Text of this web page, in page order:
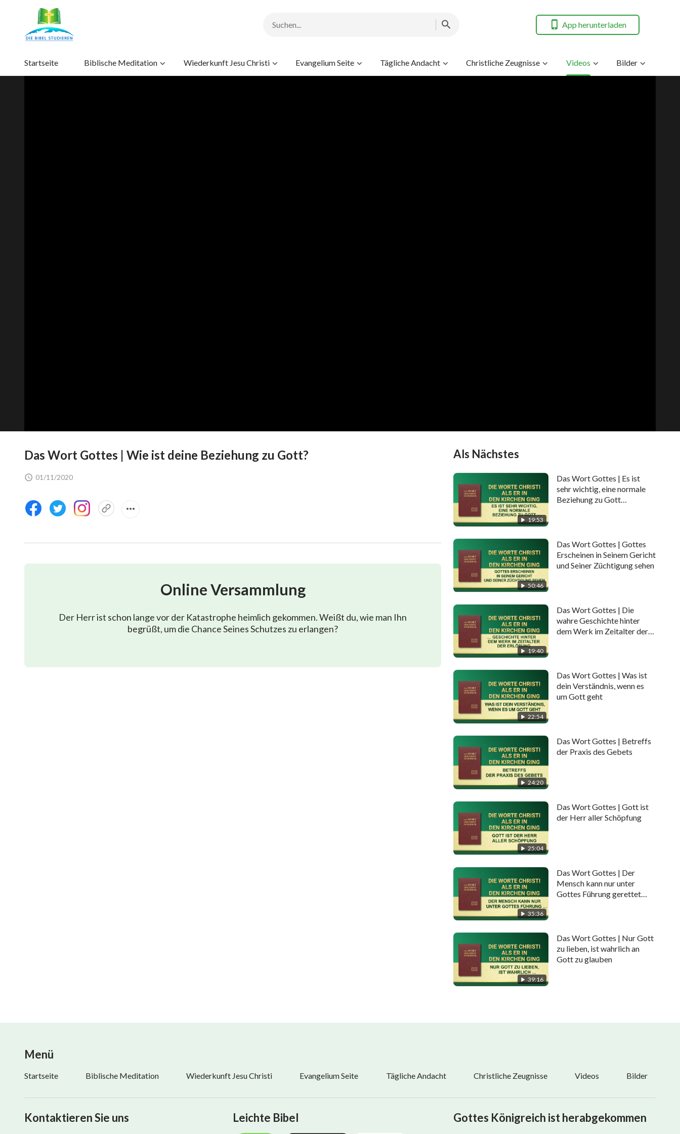
App herunterladen
Startseite Biblische Meditation Wiederkunft Jesu Christi Evangelium Seite Tägliche Andacht Christliche Zeugnisse Videos Bilder
Das Wort Gottes | Wie ist deine Beziehung zu Gott?
01/11/2020
Online Versammlung
Der Herr ist schon lange vor der Katastrophe heimlich gekommen. Weißt du, wie man Ihn
begrüßt, um die Chance Seines Schutzes zu erlangen?
Als Nächstes
19:53
Das Wort Gottes | Es ist
sehr wichtig, eine normale
Beziehung zu Gott
50:46
Das Wort Gottes | Gottes‌
‌Erscheinen‌ ‌in‌ ‌Seinem‌ ‌Gericht‌‌
‌und‌ ‌Seiner‌ ‌Züchtigung‌ ‌sehen‌
19:40
Das Wort Gottes | Die
wahre Geschichte hinter
dem Werk im Zeitalter der
22:54
Das Wort Gottes | Was ist
dein Verständnis, wenn es
um Gott geht
24:20
Das Wort Gottes | Betreffs
der Praxis des Gebets
25:04
Das Wort Gottes | Gott ist
der Herr aller Schöpfung
35:36
Das Wort Gottes | Der
Mensch kann nur unter
Gottes Führung gerettet
39:16
Das Wort Gottes | Nur Gott
zu lieben, ist wahrlich an
Gott zu glauben
Menü
Startseite Biblische Meditation Wiederkunft Jesu Christi Evangelium Seite Tägliche Andacht Christliche Zeugnisse Videos Bilder
Kontaktieren Sie uns Leichte Bibel Gottes Königreich ist herabgekommen